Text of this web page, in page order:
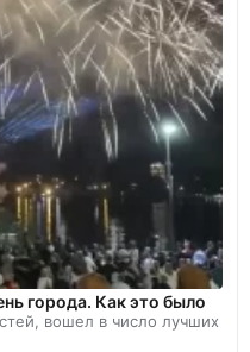
города. Как это было
вошел в число лучших